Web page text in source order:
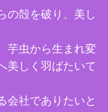
の殻を破り、美し
芋虫から生まれ変
美しく羽ばたいて
会社でありたいと